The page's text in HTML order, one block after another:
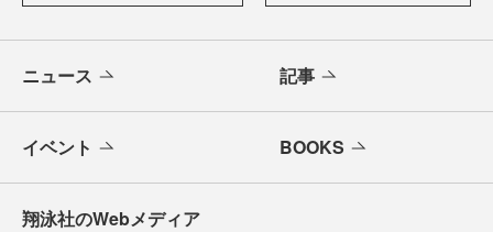
ニュース 記事
イベント BOOKS
翔泳社のWebメディア